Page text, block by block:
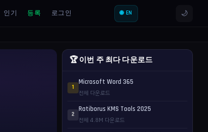
인기 등록 로그인 🌐 EN 🌙
🏆 이번 주 최다 다운로드
1
Microsoft Word 365
전체 다운로드
2
Ratiborus KMS Tools 2025
전체 4.8M 다운로드